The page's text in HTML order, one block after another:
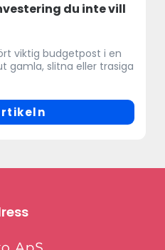
du inte vill
viktig budgetpost i en
gamla, slitna eller trasiga